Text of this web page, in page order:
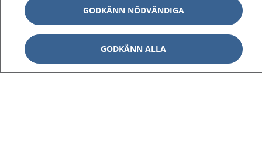
GODKÄNN NÖDVÄNDIGA
GODKÄNN ALLA